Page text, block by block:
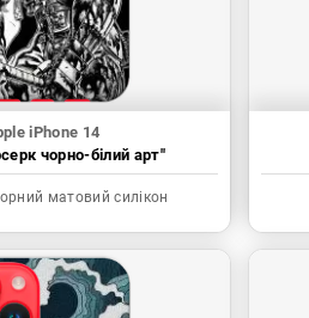
iPhone 14
чорно-білий арт"
матовий силікон